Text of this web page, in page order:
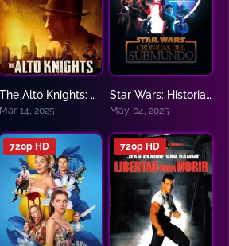
5.7
The Alto Knights: Mafia y poder
Mar. 14, 2025
8.143Star Wars: Historias del inframundo
May. 04, 2025
720p HD 720p HD